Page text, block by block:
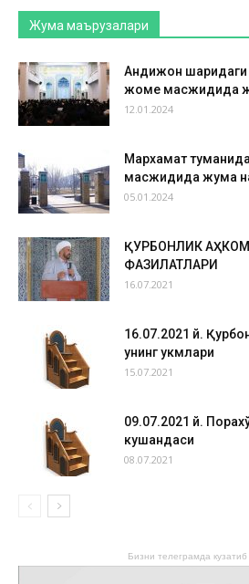
Жума маърузалари
Андижон
жоме масжидида
12.01.2024
Мархамат
масжидида жума
05.01.2024
ҚУРБОНЛИК
ФАЗИЛАТЛАРИ
16.07.2021
16.07.2021 й.
унинг ҳукмлари
15.07.2021
09.07.2021 й.
кушандаси
08.07.2021
Бизни телеграмда кузатиб